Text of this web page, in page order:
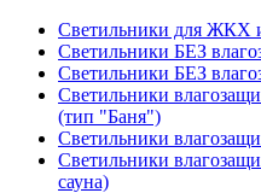
Светильники для ЖКХ
Светильники БЕЗ
Светильники БЕЗ
Светильники
(тип "Баня")
Светильники
Светильники
сауна)